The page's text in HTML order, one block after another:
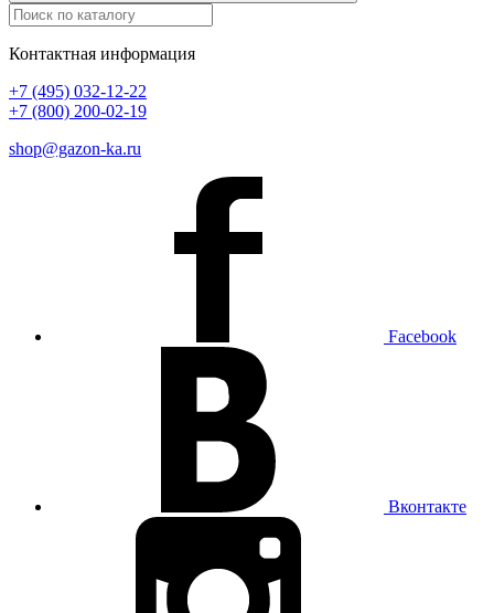
Контактная информация
+7 (495) 032-12-22
+7 (800) 200-02-19
shop@gazon-ka.ru
Facebook
Вконтакте